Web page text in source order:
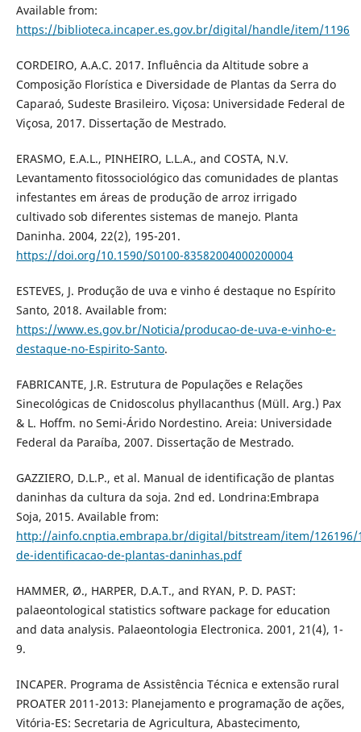
Available from:
https://biblioteca.incaper.es.gov.br/digital/handle/item/1196
CORDEIRO, A.A.C. 2017. Influência da Altitude sobre a
Composição Florística e Diversidade de Plantas da Serra do
Caparaó, Sudeste Brasileiro. Viçosa: Universidade Federal de
Viçosa, 2017. Dissertação de Mestrado.
ERASMO, E.A.L., PINHEIRO, L.L.A., and COSTA, N.V.
Levantamento fitossociológico das comunidades de plantas
infestantes em áreas de produção de arroz irrigado
cultivado sob diferentes sistemas de manejo. Planta
Daninha. 2004, 22(2), 195-201.
https://doi.org/10.1590/S0100-83582004000200004
ESTEVES, J. Produção de uva e vinho é destaque no Espírito
Santo, 2018. Available from:
https://www.es.gov.br/Noticia/producao-de-uva-e-vinho-e-
destaque-no-Espirito-Santo.
FABRICANTE, J.R. Estrutura de Populações e Relações
Sinecológicas de Cnidoscolus phyllacanthus (Müll. Arg.) Pax
& L. Hoffm. no Semi-Árido Nordestino. Areia: Universidade
Federal da Paraíba, 2007. Dissertação de Mestrado.
GAZZIERO, D.L.P., et al. Manual de identificação de plantas
daninhas da cultura da soja. 2nd ed. Londrina:Embrapa
Soja, 2015. Available from:
http://ainfo.cnptia.embrapa.br/digital/bitstream/item/126196/
de-identificacao-de-plantas-daninhas.pdf
HAMMER, Ø., HARPER, D.A.T., and RYAN, P. D. PAST:
palaeontological statistics software package for education
and data analysis. Palaeontologia Electronica. 2001, 21(4), 1-
9.
INCAPER. Programa de Assistência Técnica e extensão rural
PROATER 2011-2013: Planejamento e programação de ações,
Vitória-ES: Secretaria de Agricultura, Abastecimento,